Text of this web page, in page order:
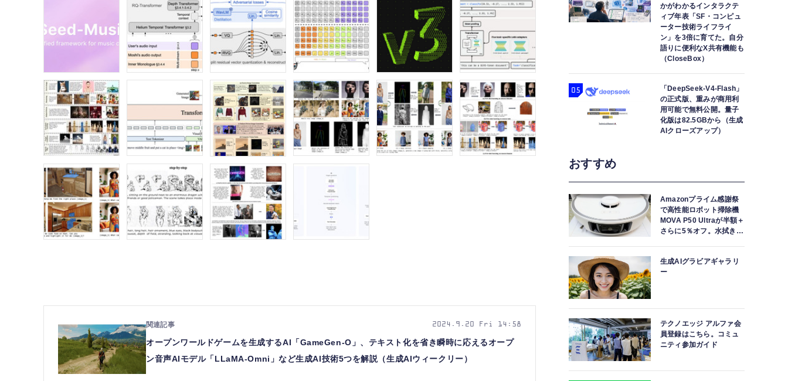
人間のようなやり取りで話すローカル会話AI「
できる音楽生成AI「Seed-Music」など生
オープンワールドゲームを生成するAI「GameGen-O」、テキスト化を省き瞬時に応えるオープ
ン音声AIモデル「LLaMA-Omni」など生成AI技術5つを解説（生成AIウィークリー）
2024.9.20 Fri 14:58
かがわかるインタラクテ
ィブ年表「SF・コンピュ
ーター技術ライフライ
ン」を3倍に育てた。自分
語りに便利なX共有機能も
（CloseBox）
「DeepSeek-V4-Flash」
の正式版、重みが商用利
用可能で無料公開。量子
化版は82.5GBから（生成
AIクローズアップ）
おすすめ
Amazonプライム感謝祭
で高性能ロボット掃除機
MOVA P50 Ultraが半額＋
さらに5％オフ。水拭きモ
生成AIグラビアギャラリ
ー
テクノエッジ アルファ会
員登録はこちら。コミュ
ニティ参加ガイド